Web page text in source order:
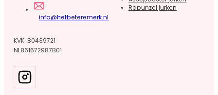
info@hetbeteremerk.nl
KVK: 80439721
NL861672987B01
Rapunzel jurken